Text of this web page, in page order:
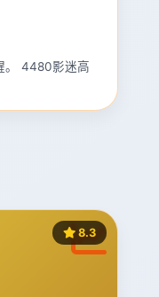
。 4480影迷高
8.3